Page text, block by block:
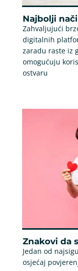
Najbolji
Zahvaljujući
digitalnih
zaradu raste iz
omogućuju
ostvaru
Znakovi da
Jedan od
osjećaj